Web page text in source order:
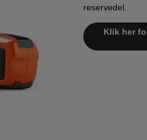
reservedel.
Klik her